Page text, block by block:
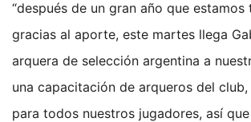
“después de un gran año que
gracias al aporte, este martes llega
arquera de selección argentina a
una capacitación de arqueros del
para todos nuestros jugadores, así